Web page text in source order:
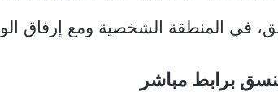
في المنطقة الشخصية ومع إرفاق
برابط مباشر